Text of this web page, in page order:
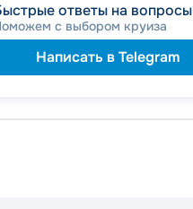
ответы на вопросы
с выбором круиза
Написать в Telegram